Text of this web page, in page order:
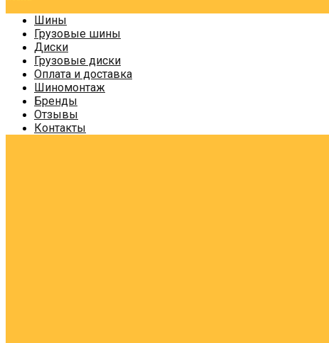
Шины
Грузовые шины
Диски
Грузовые диски
Оплата и доставка
Шиномонтаж
Бренды
Отзывы
Контакты